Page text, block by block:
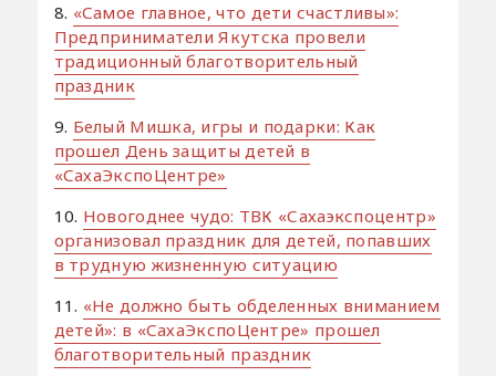
8. «Самое главное, что дети счастливы»:
Предприниматели Якутска провели
традиционный благотворительный
праздник
9. Белый Мишка, игры и подарки: Как
прошел День защиты детей в
«СахаЭкспоЦентре»
10. Новогоднее чудо: ТВК «Сахаэкспоцентр»
организовал праздник для детей, попавших
в трудную жизненную ситуацию
11. «Не должно быть обделенных вниманием
детей»: в «СахаЭкспоЦентре» прошел
благотворительный праздник